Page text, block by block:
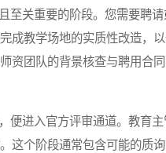
关重要的阶段。您需要聘请
成教学场地的实质性改造，
资团队的背景核查与聘用合
进入官方评审通道。教育主
这个阶段通常包含可能的质